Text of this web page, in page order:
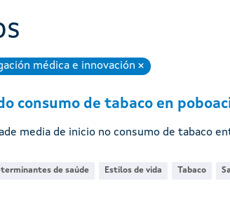
médica e innovación Eliminar
consumo de tabaco en
media de inicio no consumo de tabaco
de saúde Estilos de vida Tabaco